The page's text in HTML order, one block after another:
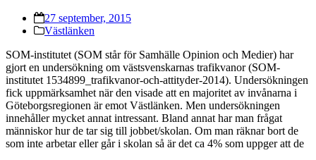
27 september, 2015
Västlänken
SOM-institutet (SOM står för Samhälle Opinion och Medier) har
gjort en undersökning om västsvenskarnas trafikvanor (SOM-
institutet 1534899_trafikvanor-och-attityder-2014). Undersökningen
fick uppmärksamhet när den visade att en majoritet av invånarna i
Göteborgsregionen är emot Västlänken. Men undersökningen
innehåller mycket annat intressant. Bland annat har man frågat
människor hur de tar sig till jobbet/skolan. Om man räknar bort de
som inte arbetar eller går i skolan så är det ca 4% som uppger att de